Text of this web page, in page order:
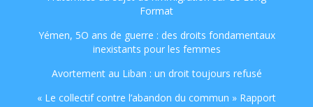
Format
Yémen, 5O ans de guerre : des droits fondamentaux
inexistants pour les femmes
Avortement au Liban : un droit toujours refusé
« Le collectif contre l’abandon du commun » Rapport